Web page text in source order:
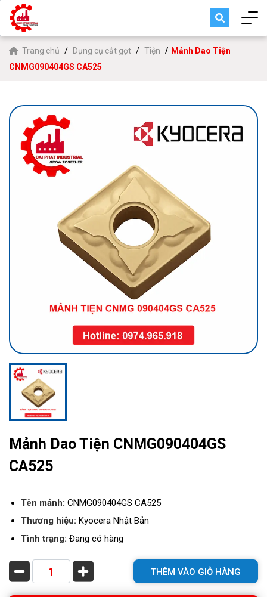
Trang chủ Dụng cụ cắt gọt Tiện
Mảnh Dao Tiện
CNMG090404GS CA525
Mảnh Dao Tiện CNMG090404GS
CA525
Tên mảnh: CNMG090404GS CA525
Thương hiệu: Kyocera Nhật Bản
Tình trạng: Đang có hàng
THÊM VÀO GIỎ HÀNG